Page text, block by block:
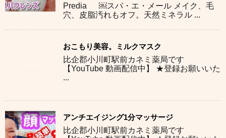
Predia ￼スパ・エ・メール メイク、毛
穴、皮脂汚れもオフ。天然ミネラル ...
おこもり美容。ミルクマスク
比企郡小川町駅前カネミ薬局です
【YouTube 動画配信中】 ★登録お願いいた
...
アンチエイジング1分マッサージ
比企郡小川町駅前カネミ薬局です